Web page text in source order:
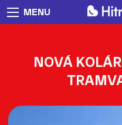
MENU
NOVÁ